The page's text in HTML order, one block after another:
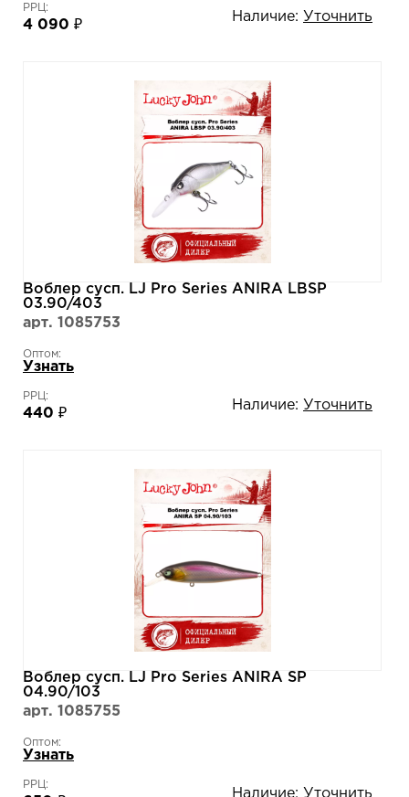
РРЦ:
4 090 ₽
Наличие: Уточнить
Воблер сусп. LJ Pro Series ANIRA LBSP
03.90/403
арт. 1085753
Оптом:
Узнать
РРЦ:
440 ₽
Наличие: Уточнить
Воблер сусп. LJ Pro Series ANIRA SP
04.90/103
арт. 1085755
Оптом:
Узнать
РРЦ:
Наличие: Уточнить